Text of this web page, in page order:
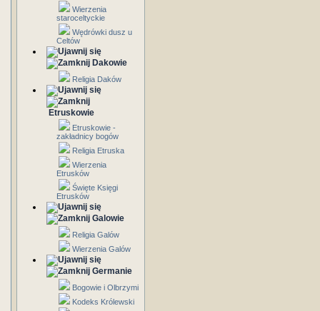
Wierzenia
staroceltyckie
Wędrówki dusz u
Celtów
Dakowie
Religia Daków
Etruskowie
Etruskowie -
zakładnicy bogów
Religia Etruska
Wierzenia
Etrusków
Święte Księgi
Etrusków
Galowie
Religia Galów
Wierzenia Galów
Germanie
Bogowie i Olbrzymi
Kodeks Królewski